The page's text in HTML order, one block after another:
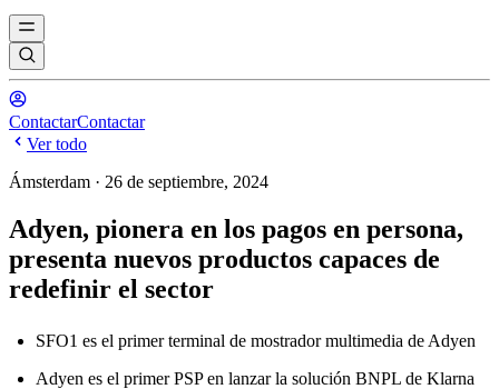
ContactarContactar
Ver todo
Ámsterdam · 26 de septiembre, 2024
Adyen, pionera en los pagos en persona,
presenta nuevos productos capaces de
redefinir el sector
SFO1 es el primer terminal de mostrador multimedia de Adyen
Adyen es el primer PSP en lanzar la solución BNPL de Klarna